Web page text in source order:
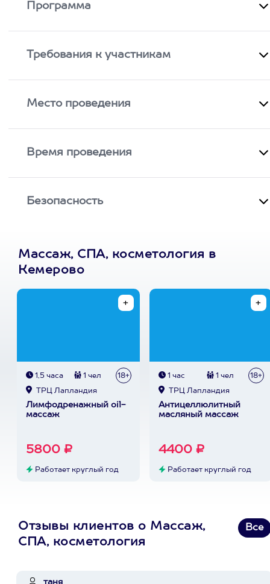
Программа
Требования к участникам
Место проведения
Время проведения
Безопасность
Массаж, СПА, косметология в
Кемерово
1,5 часа 1 чел 18+
ТРЦ Лапландия
Лимфодренажный oil-
массаж
5800 ₽
Работает круглый год
1 час 1 чел 18+
ТРЦ Лапландия
Антицеллюлитный
масляный массаж
4400 ₽
Работает круглый год
Отзывы клиентов о Массаж,
СПА, косметология
Все
таня